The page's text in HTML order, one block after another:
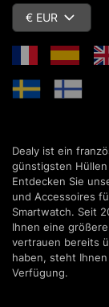
€ EUR
Dealy ist ein
günstigsten
Entdecken Sie
und Accessoires
Smartwatch. Seit
Ihnen eine
vertrauen bereits
haben, steht
Verfügung.